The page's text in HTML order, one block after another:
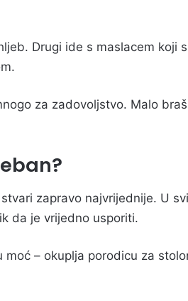
Drugi ide s maslacem koji
za zadovoljstvo. Malo
zapravo najvrijednije. U
da je vrijedno usporiti.
– okuplja porodicu za